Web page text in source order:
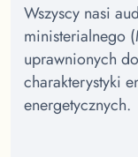
Wszyscy nasi
ministerialnego
uprawnionych
charakterystyki
energetycznych.